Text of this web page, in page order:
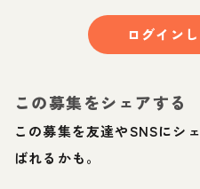
ログイン
この募集をシェアする
この募集を友達やSNSにシ
ばれるかも。